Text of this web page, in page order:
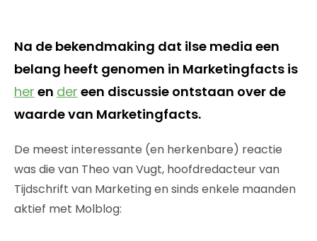
Na de bekendmaking dat ilse media een
belang heeft genomen in Marketingfacts is
her en der een discussie ontstaan over de
waarde van Marketingfacts.
De meest interessante (en herkenbare) reactie
was die van Theo van Vugt, hoofdredacteur van
Tijdschrift van Marketing en sinds enkele maanden
aktief met Molblog: